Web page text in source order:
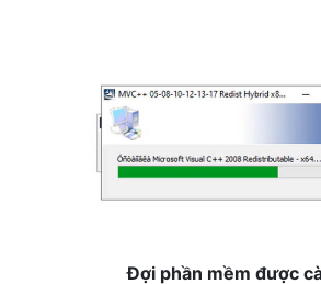
Đợi phần mềm được